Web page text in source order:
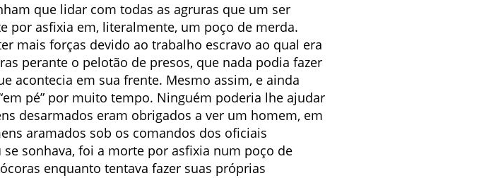
que lidar com todas as agruras que um ser
por asfixia em, literalmente, um poço de merda.
mais forças devido ao trabalho escravo ao qual era
perante o pelotão de presos, que nada podia fazer
acontecia em sua frente. Mesmo assim, e ainda
pé” por muito tempo. Ninguém poderia lhe ajudar
desarmados eram obrigados a ver um homem, em
aramados sob os comandos dos oficiais
sonhava, foi a morte por asfixia num poço de
enquanto tentava fazer suas próprias